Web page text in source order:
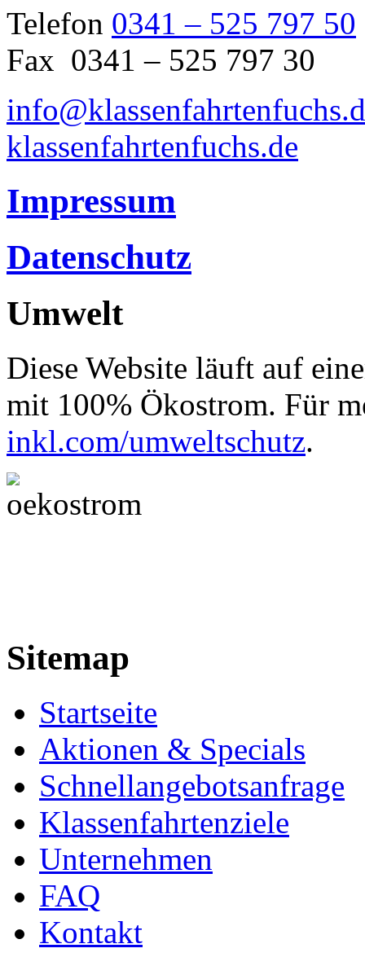
Telefon 0341 – 525 797 50
Fax 0341 – 525 797 30
klassenfahrtenfuchs.de
Impressum
Datenschutz
Umwelt
Diese Website läuft auf
mit 100% Ökostrom. Für
inkl.com/umweltschutz.
Sitemap
Startseite
Aktionen & Specials
Schnellangebotsanfrage
Klassenfahrtenziele
Unternehmen
FAQ
Kontakt